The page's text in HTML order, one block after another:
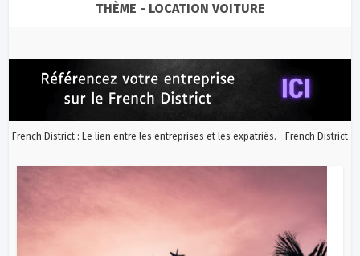
THÈME - LOCATION VOITURE
French District : Le lien entre les entreprises et les expatriés. - French District